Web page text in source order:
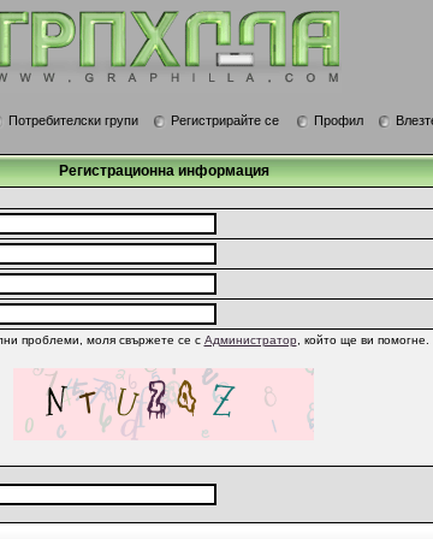
Потребителски групи Регистрирайте се Профил
Регистрационна информация
проблеми, моля свържете се с Администратор , който ще ви помогне.